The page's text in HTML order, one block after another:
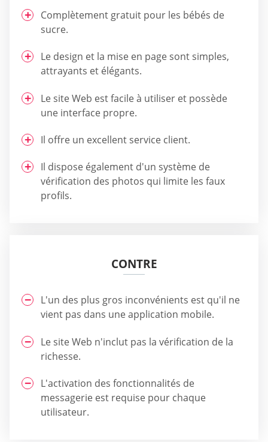
Complètement gratuit pour les bébés de
sucre.
Le design et la mise en page sont simples,
attrayants et élégants.
Le site Web est facile à utiliser et possède
une interface propre.
Il offre un excellent service client.
Il dispose également d'un système de
vérification des photos qui limite les faux
profils.
CONTRE
L'un des plus gros inconvénients est qu'il ne
vient pas dans une application mobile.
Le site Web n'inclut pas la vérification de la
richesse.
L'activation des fonctionnalités de
messagerie est requise pour chaque
utilisateur.